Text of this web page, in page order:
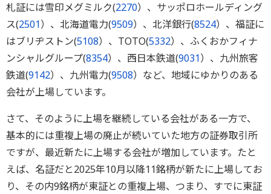
札証には雪印メグミルク(2270）、サッポロホールディング
ス(2501）、北海道電力(9509）、北洋銀行(8524）、福証に
はブリヂストン(5108）、TOTO(5332）、ふくおかフィナ
ンシャルグループ(8354）、西日本鉄道(9031）、九州旅客
鉄道(9142）、九州電力(9508）など、地域にゆかりのある
会社が上場しています。
さて、そのように上場を継続している会社がある一方で、
基本的には重複上場の廃止が続いていた地方の証券取引所
ですが、最近新たに上場する会社が増加しています。たと
えば、名証だと2025年10月以降11銘柄が新たに上場してお
り、その内9銘柄が東証との重複上場、つまり、すでに東証